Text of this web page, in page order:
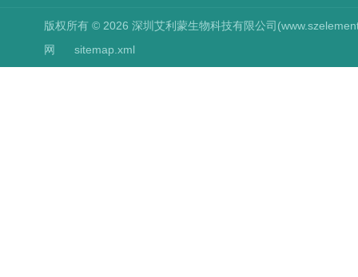
版权所有 © 2026 深圳艾利蒙生物科技有限公司
网
sitemap.xml